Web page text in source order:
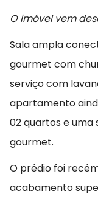
O imóvel vem
Sala ampla
gourmet com
serviço com
apartamento
02 quartos e
gourmet.
O prédio foi
acabamento